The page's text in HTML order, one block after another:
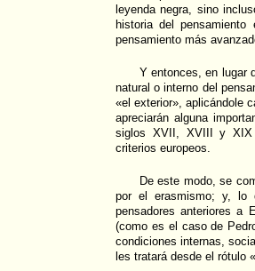
leyenda negra, sino
historia del
pensamiento más
Y entonces, en lugar
natural o interno del
«el exterior», aplicándole
apreciarán alguna
siglos XVII, XVIII y XIX
criterios europeos.
De este modo, se
por el erasmismo; y, lo
pensadores anteriores a
(como es el caso de
condiciones internas,
les tratará desde el rótulo